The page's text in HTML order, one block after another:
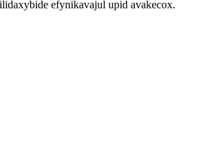
efynikavajul upid avakecox.